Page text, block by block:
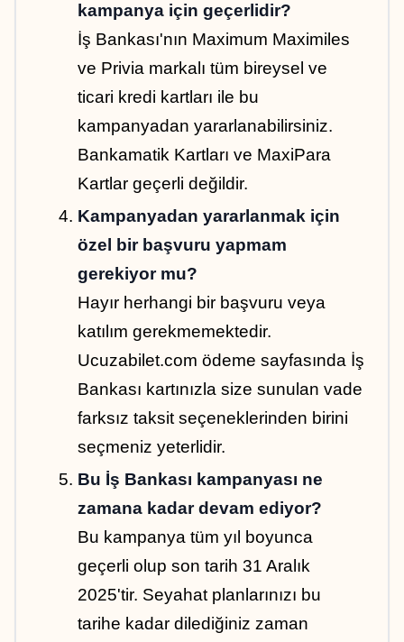
kampanya için geçerlidir?
İş Bankası'nın Maximum Maximiles
ve Privia markalı tüm bireysel ve
ticari kredi kartları ile bu
kampanyadan yararlanabilirsiniz.
Bankamatik Kartları ve MaxiPara
Kartlar geçerli değildir.
Kampanyadan yararlanmak için
özel bir başvuru yapmam
gerekiyor mu?
Hayır herhangi bir başvuru veya
katılım gerekmemektedir.
Ucuzabilet.com ödeme sayfasında İş
Bankası kartınızla size sunulan vade
farksız taksit seçeneklerinden birini
seçmeniz yeterlidir.
Bu İş Bankası kampanyası ne
zamana kadar devam ediyor?
Bu kampanya tüm yıl boyunca
geçerli olup son tarih 31 Aralık
2025'tir. Seyahat planlarınızı bu
tarihe kadar dilediğiniz zaman